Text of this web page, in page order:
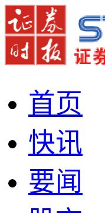
首页
快讯
要闻